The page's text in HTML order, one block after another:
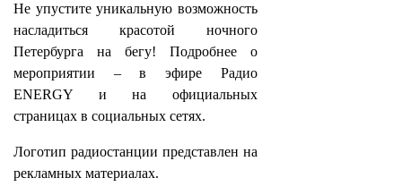
Не упустите уникальную возможность
насладиться красотой ночного
Петербурга на бегу! Подробнее о
мероприятии – в эфире Радио
ENERGY и на официальных
страницах в социальных сетях.
Логотип радиостанции представлен на
рекламных материалах.